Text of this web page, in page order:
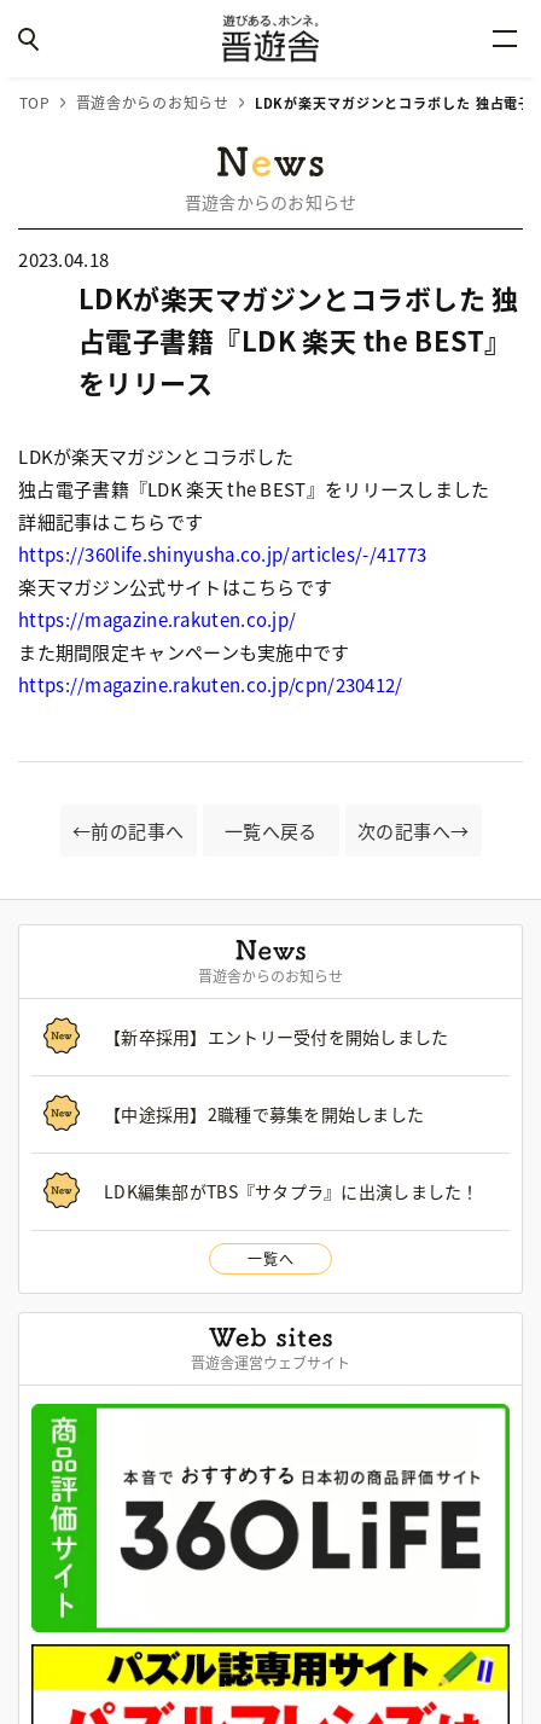
TOP 晋遊舎からのお知らせ LDKが楽天マガジンとコラボした 独占電
晋遊舎からのお知らせ
2023.04.18
LDKが楽天マガジンとコラボした 独
占電子書籍『LDK 楽天 the BEST』
をリリース
LDKが楽天マガジンとコラボした
独占電子書籍『LDK 楽天 the BEST』をリリースしました
詳細記事はこちらです
https://360life.shinyusha.co.jp/articles/-/41773
楽天マガジン公式サイトはこちらです
https://magazine.rakuten.co.jp/
また期間限定キャンペーンも実施中です
https://magazine.rakuten.co.jp/cpn/230412/
←前の記事へ 一覧へ戻る 次の記事へ→
晋遊舎からのお知らせ
【新卒採用】エントリー受付を開始しました
【中途採用】2職種で募集を開始しました
LDK編集部がTBS『サタプラ』に出演しました！
一覧へ
晋遊舎運営ウェブサイト